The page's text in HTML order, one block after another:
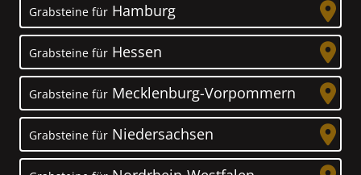
Grabsteine für Hamburg
Grabsteine für Hessen
Grabsteine für Mecklenburg-Vorpommern
Grabsteine für Niedersachsen